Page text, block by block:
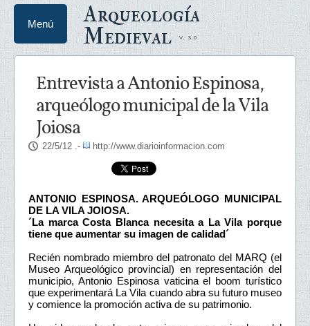
Arqueología
Medieval
Menú
Entrevista a Antonio Espinosa,
arqueólogo municipal de la Vila
Joiosa
22/5/12 .- http://www.diarioinformacion.com
ANTONIO ESPINOSA. ARQUEÓLOGO MUNICIPAL
DE LA VILA JOIOSA.
´La marca Costa Blanca necesita a La Vila porque
tiene que aumentar su imagen de calidad´
Recién nombrado miembro del patronato del MARQ (el
Museo Arqueológico provincial) en representación del
municipio, Antonio Espinosa vaticina el boom turístico
que experimentará La Vila cuando abra su futuro museo
y comience la promoción activa de su patrimonio.